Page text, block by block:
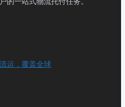
运，覆盖全球